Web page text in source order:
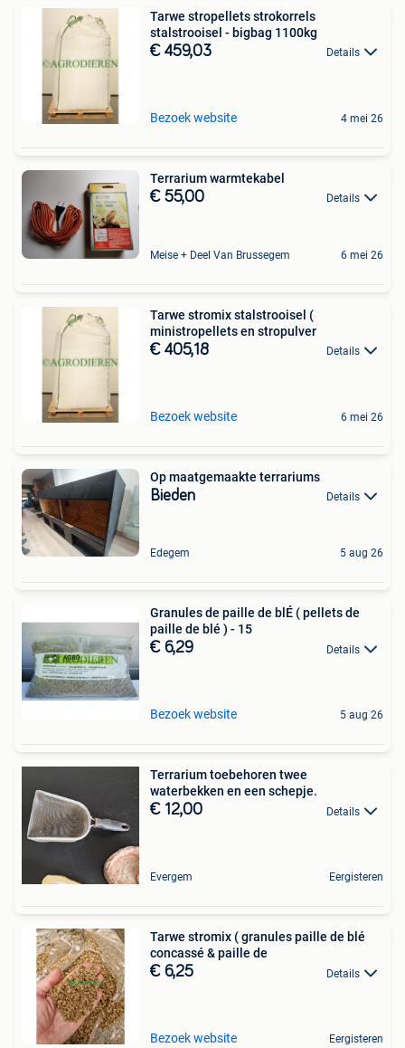
Tarwe stropellets strokorrels
stalstrooisel - bigbag 1100kg
€ 459,03 Details
Bezoek website 4 mei 26
Terrarium warmtekabel
€ 55,00 Details
Meise + Deel Van Brussegem 6 mei 26
Tarwe stromix stalstrooisel (
ministropellets en stropulver
€ 405,18 Details
Bezoek website 6 mei 26
Op maatgemaakte terrariums
Bieden Details
Edegem 5 aug 26
Granules de paille de blÉ ( pellets de
paille de blé ) - 15
€ 6,29 Details
Bezoek website 5 aug 26
Terrarium toebehoren twee
waterbekken en een schepje.
€ 12,00 Details
Evergem Eergisteren
Tarwe stromix ( granules paille de blé
concassé & paille de
€ 6,25 Details
Bezoek website Eergisteren